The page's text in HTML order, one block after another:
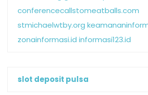
conferencecallstomeatballs.com
stmichaelwtby.org
zonainformasi.id informasi123.id
slot deposit pulsa